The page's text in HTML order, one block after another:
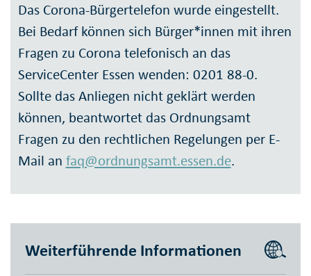
Das Corona-Bürgertelefon wurde eingestellt.
Bei Bedarf können sich Bürger*innen mit ihren
Fragen zu Corona telefonisch an das
ServiceCenter Essen wenden: 0201 88-0.
Sollte das Anliegen nicht geklärt werden
können, beantwortet das Ordnungsamt
Fragen zu den rechtlichen Regelungen per E-
Mail an faq@ordnungsamt.essen.de.
Weiterführende Informationen